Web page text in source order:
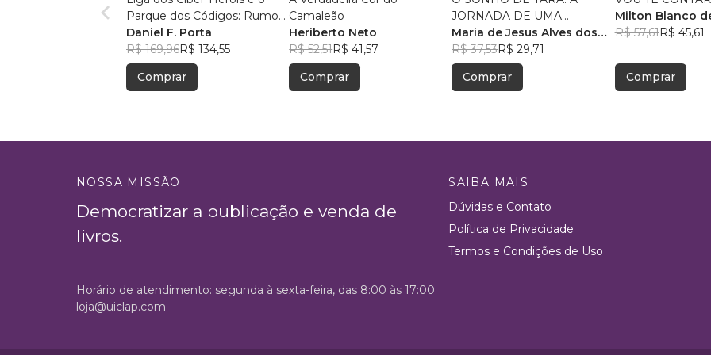
Parque dos Códigos: Rumo
ao Desconhecido
Daniel F. Porta
R$ 169,96R$ 134,55
Comprar
Camaleão
Heriberto Neto
R$ 52,51R$ 41,57
Comprar
JORNADA DE UMA
MENINA INDÍGENA
Maria de Jesus Alves dos
Santos
R$ 37,53R$ 29,71
Comprar
Milton Blanco
Abrunhosa
R$ 57,61R$ 45,61
Comprar
NOSSA MISSÃO
Democratizar a publicação e venda de
livros.
SAIBA MAIS
Dúvidas e Contato
Política de Privacidade
Termos e Condições de Uso
Horário de atendimento: segunda à sexta-feira, das 8:00 às 17:00
loja@uiclap.com